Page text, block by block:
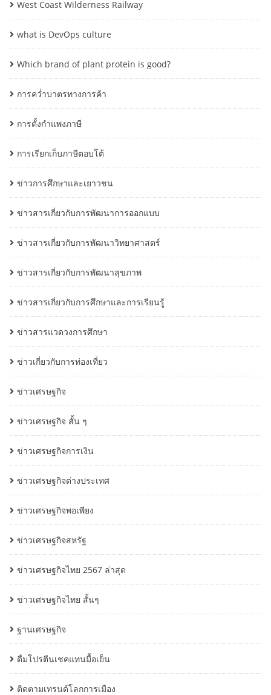
West Coast Wilderness Railway
what is DevOps culture
Which brand of plant protein is good?
การคว่ำบาตรทางการค้า
การตั้งกำแพงภาษี
การเรียกเก็บภาษีตอบโต้
ข่าวการศึกษาและเยาวชน
ข่าวสารเกี่ยวกับการพัฒนาการออกแบบ
ข่าวสารเกี่ยวกับการพัฒนาวิทยาศาสตร์
ข่าวสารเกี่ยวกับการพัฒนาสุขภาพ
ข่าวสารเกี่ยวกับการศึกษาและการเรียนรู้
ข่าวสารแวดวงการศึกษา
ข่าวเกี่ยวกับการท่องเที่ยว
ข่าวเศรษฐกิจ
ข่าวเศรษฐกิจ สั้น ๆ
ข่าวเศรษฐกิจการเงิน
ข่าวเศรษฐกิจต่างประเทศ
ข่าวเศรษฐกิจพอเพียง
ข่าวเศรษฐกิจสหรัฐ
ข่าวเศรษฐกิจไทย 2567 ล่าสุด
ข่าวเศรษฐกิจไทย สั้นๆ
ฐานเศรษฐกิจ
ดื่มโปรตีนเชคแทนมื้อเย็น
ติดตามเทรนด์โลกการเมือง